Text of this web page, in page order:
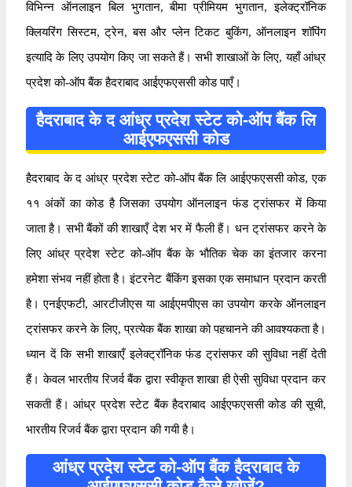
विभिन्न ऑनलाइन बिल भुगतान, बीमा प्रीमियम भुगतान, इलेक्ट्रॉनिक
क्लियरिंग सिस्टम, ट्रेन, बस और प्लेन टिकट बुकिंग, ऑनलाइन शॉपिंग
इत्यादि के लिए उपयोग किए जा सकते हैं। सभी शाखाओं के लिए, यहाँ आंध्र
प्रदेश को-ऑप बैंक हैदराबाद आईएफएससी कोड पाएँ।
हैदराबाद के द आंध्र प्रदेश स्टेट को-ऑप बैंक लि
आईएफएससी कोड
हैदराबाद के द आंध्र प्रदेश स्टेट को-ऑप बैंक लि आईएफएससी कोड, एक
११ अंकों का कोड है जिसका उपयोग ऑनलाइन फंड ट्रांसफर में किया
जाता है। सभी बैंकों की शाखाएँ देश भर में फैली हैं। धन ट्रांसफर करने के
लिए आंध्र प्रदेश स्टेट को-ऑप बैंक के भौतिक चेक का इंतजार करना
हमेशा संभव नहीं होता है। इंटरनेट बैंकिंग इसका एक समाधान प्रदान करती
है। एनईएफटी, आरटीजीएस या आईएमपीएस का उपयोग करके ऑनलाइन
ट्रांसफर करने के लिए, प्रत्येक बैंक शाखा को पहचानने की आवश्यकता है।
ध्यान दें कि सभी शाखाएँ इलेक्ट्रॉनिक फंड ट्रांसफर की सुविधा नहीं देती
हैं। केवल भारतीय रिजर्व बैंक द्वारा स्वीकृत शाखा ही ऐसी सुविधा प्रदान कर
सकती हैं। आंध्र प्रदेश स्टेट बैंक हैदराबाद आईएफएससी कोड की सूची,
भारतीय रिजर्व बैंक द्वारा प्रदान की गयी है।
आंध्र प्रदेश स्टेट को-ऑप बैंक हैदराबाद के